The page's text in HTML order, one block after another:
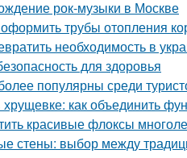
рок-музыки в Москве
трубы отопления
необходимость в
для здоровья
популярны среди
как объединить
красивые флоксы
стены: выбор между